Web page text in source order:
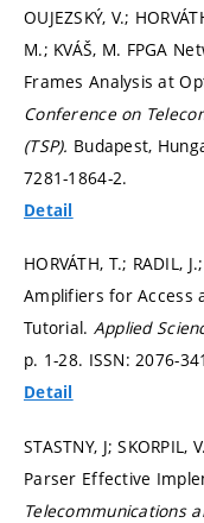
OUJEZSKÝ, V.;
M.; KVÁŠ, M. FPGA
Frames Analysis at
Conference on
(TSP). Budapest,
7281-1864-2.
Detail
HORVÁTH, T.; RADIL,
Amplifiers for Access
Tutorial. Applied
p. 1-28. ISSN: 2076-
Detail
STASTNY, J;
Parser Effective
Telecommunications